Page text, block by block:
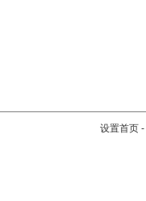
设置首页 -